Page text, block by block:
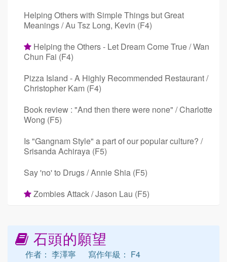
Helping Others with Simple Things but Great
Meanings / Au Tsz Long, Kevin (F4)
Helping the Others - Let Dream Come True / Wan
Chun Fai (F4)
Pizza Island - A Highly Recommended Restaurant /
Christopher Kam (F4)
Book review : "And then there were none" / Charlotte
Wong (F5)
Is "Gangnam Style" a part of our popular culture? /
Srisanda Achiraya (F5)
Say 'no' to Drugs / Annie Shia (F5)
Zombies Attack / Jason Lau (F5)
石頭的願望
作者： 李澤寧
寫作年級： F4